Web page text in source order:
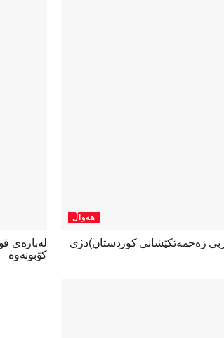
هەواڵ
زەحمەتکێشانی کوردستان)دژی
لەبارەی
كۆبونەوە